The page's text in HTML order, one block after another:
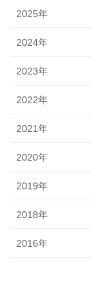
2025年
2024年
2023年
2022年
2021年
2020年
2019年
2018年
2016年